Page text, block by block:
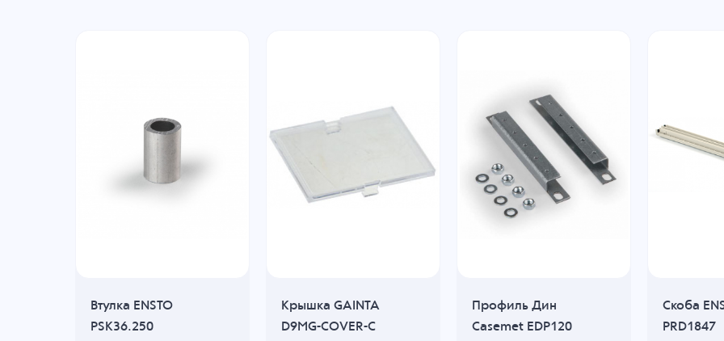
Втулка ENSTO
PSK36.250
Крышка GAINTA
D9MG-COVER-C
Профиль Дин
Casemet EDP120
Скоба
PRD1847